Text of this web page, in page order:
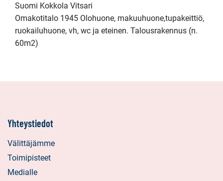
Suomi Kokkola Vitsari
Omakotitalo 1945 Olohuone, makuuhuone,tupakeittiö,
ruokailuhuone, vh, wc ja eteinen. Talousrakennus (n.
60m2)
Yhteystiedot
Välittäjämme
Toimipisteet
Medialle